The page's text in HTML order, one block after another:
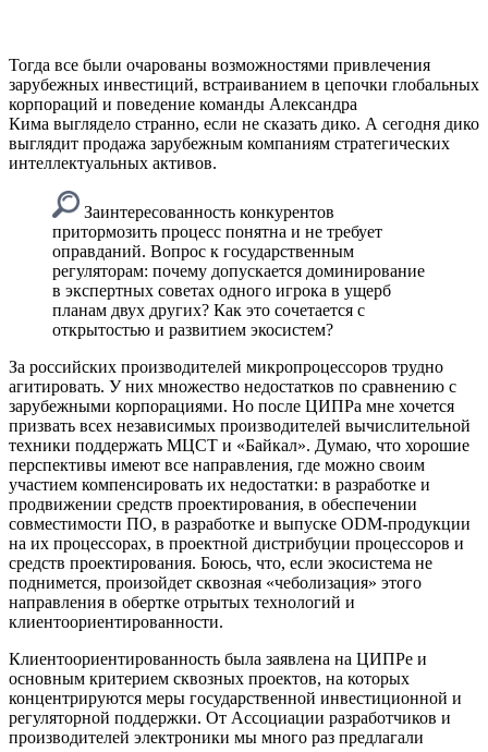
Тогда все были очарованы возможностями привлечения
зарубежных инвестиций, встраиванием в цепочки глобальных
корпораций и поведение команды Александра
Кима выглядело странно, если не сказать дико. А сегодня дико
выглядит продажа зарубежным компаниям стратегических
интеллектуальных активов.
Заинтересованность конкурентов
притормозить процесс понятна и не требует
оправданий. Вопрос к государственным
регуляторам: почему допускается доминирование
в экспертных советах одного игрока в ущерб
планам двух других? Как это сочетается с
открытостью и развитием экосистем?
За российских производителей микропроцессоров трудно
агитировать. У них множество недостатков по сравнению с
зарубежными корпорациями. Но после ЦИПРа мне хочется
призвать всех независимых производителей вычислительной
техники поддержать МЦСТ и «Байкал». Думаю, что хорошие
перспективы имеют все направления, где можно своим
участием компенсировать их недостатки: в разработке и
продвижении средств проектирования, в обеспечении
совместимости ПО, в разработке и выпуске ODM-продукции
на их процессорах, в проектной дистрибуции процессоров и
средств проектирования. Боюсь, что, если экосистема не
поднимется, произойдет сквозная «чеболизация» этого
направления в обертке отрытых технологий и
клиентоориентированности.
Клиентоориентированность была заявлена на ЦИПРе и
основным критерием сквозных проектов, на которых
концентрируются меры государственной инвестиционной и
регуляторной поддержки. От Ассоциации разработчиков и
производителей электроники мы много раз предлагали